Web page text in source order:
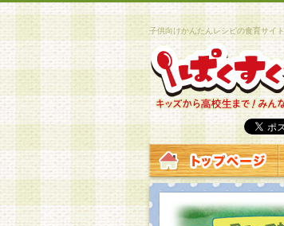
子供向けかんたんレシピの食育サイト